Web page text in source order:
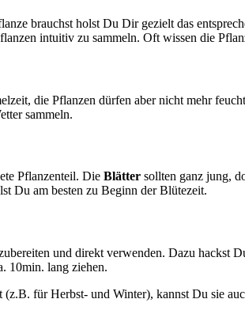
brauchst holst Du Dir gezielt das
intuitiv zu sammeln. Oft wissen die
die Pflanzen dürfen aber nicht mehr
sammeln.
Pflanzenteil. Die Blätter sollten ganz jung,
Du am besten zu Beginn der Blütezeit.
und direkt verwenden. Dazu hackst
10min. lang ziehen.
für Herbst- und Winter), kannst Du sie